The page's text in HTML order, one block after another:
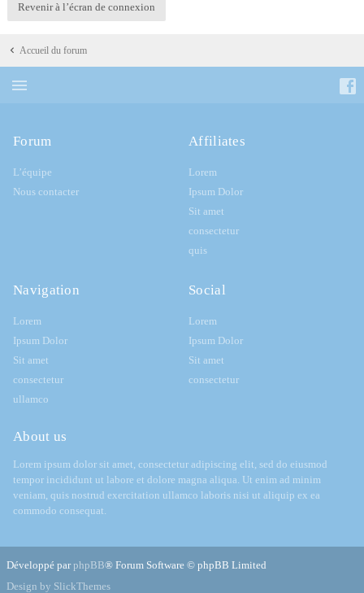
Revenir à l’écran de connexion
Accueil du forum
Forum
L’équipe
Nous contacter
Affiliates
Lorem
Ipsum Dolor
Sit amet
consectetur
quis
Navigation
Lorem
Ipsum Dolor
Sit amet
consectetur
ullamco
Social
Lorem
Ipsum Dolor
Sit amet
consectetur
About us
Lorem ipsum dolor sit amet, consectetur adipiscing elit, sed do eiusmod
tempor incididunt ut labore et dolore magna aliqua. Ut enim ad minim
veniam, quis nostrud exercitation ullamco laboris nisi ut aliquip ex ea
commodo consequat.
Développé parphpBB® Forum Software © phpBB Limited
Design by SlickThemes